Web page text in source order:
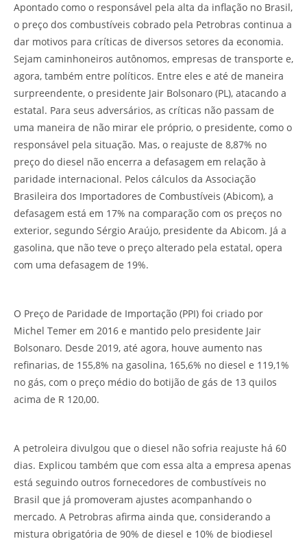
Apontado como o responsável pela alta da inflação no Brasil,
o preço dos combustíveis cobrado pela Petrobras continua a
dar motivos para críticas de diversos setores da economia.
Sejam caminhoneiros autônomos, empresas de transporte e,
agora, também entre políticos. Entre eles e até de maneira
surpreendente, o presidente Jair Bolsonaro (PL), atacando a
estatal. Para seus adversários, as críticas não passam de
uma maneira de não mirar ele próprio, o presidente, como o
responsável pela situação. Mas, o reajuste de 8,87% no
preço do diesel não encerra a defasagem em relação à
paridade internacional. Pelos cálculos da Associação
Brasileira dos Importadores de Combustíveis (Abicom), a
defasagem está em 17% na comparação com os preços no
exterior, segundo Sérgio Araújo, presidente da Abicom. Já a
gasolina, que não teve o preço alterado pela estatal, opera
com uma defasagem de 19%.
O Preço de Paridade de Importação (PPI) foi criado por
Michel Temer em 2016 e mantido pelo presidente Jair
Bolsonaro. Desde 2019, até agora, houve aumento nas
refinarias, de 155,8% na gasolina, 165,6% no diesel e 119,1%
no gás, com o preço médio do botijão de gás de 13 quilos
acima de R 120,00.
A petroleira divulgou que o diesel não sofria reajuste há 60
dias. Explicou também que com essa alta a empresa apenas
está seguindo outros fornecedores de combustíveis no
Brasil que já promoveram ajustes acompanhando o
mercado. A Petrobras afirma ainda que, considerando a
mistura obrigatória de 90% de diesel e 10% de biodiesel